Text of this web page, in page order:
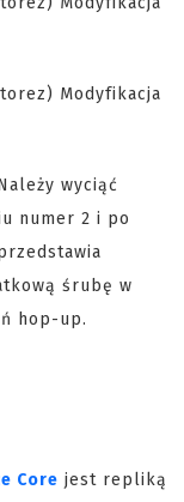
wyciąć
numer 2 i po
śrubę w
hop-up.
Core jest repliką